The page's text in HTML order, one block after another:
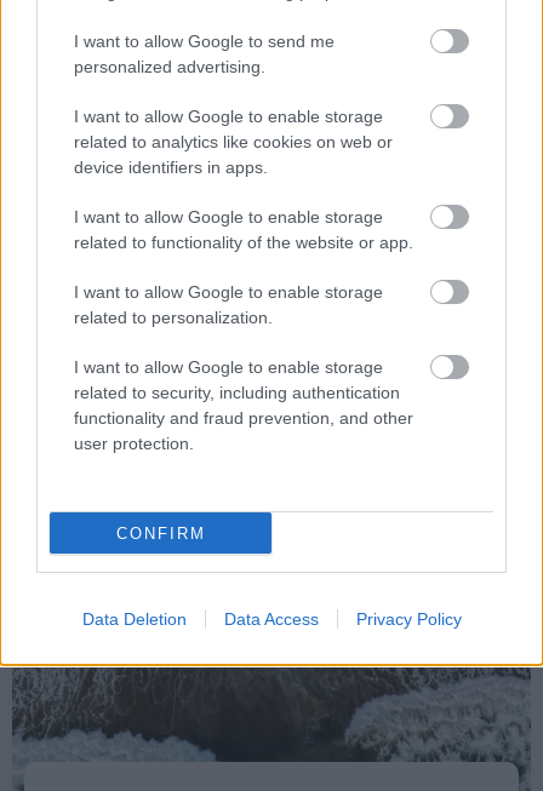
I want to allow Google to send me
personalized advertising.
I want to allow Google to enable storage
related to analytics like cookies on web or
device identifiers in apps.
I want to allow Google to enable storage
related to functionality of the website or app.
I want to allow Google to enable storage
related to personalization.
I want to allow Google to enable storage
related to security, including authentication
functionality and fraud prevention, and other
user protection.
CONFIRM
Data Deletion Data Access Privacy Policy
Ρόδος Αστυνομία ΕΛΑΣ Αυτοκίνητο
Χρήματα ευρώ
Κοινωνία